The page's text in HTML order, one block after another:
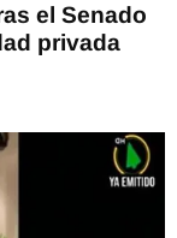
el Senado
privada